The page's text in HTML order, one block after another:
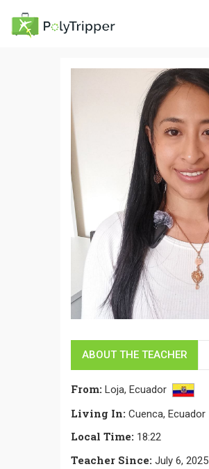
ABOUT THE TEACHER
From: Loja, Ecuador
Living In: Cuenca, Ecuador
Local Time: 18:22
Teacher Since: July 6, 2025